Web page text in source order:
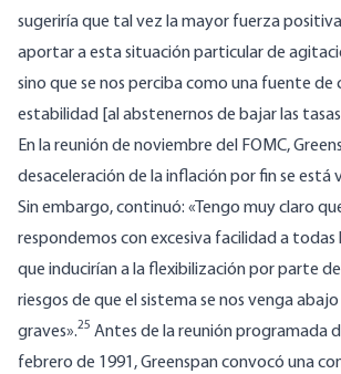
sugeriría que tal vez la mayor fuerza
aportar a esta situación particular de
sino que se nos perciba como una fuente
estabilidad [al abstenernos de bajar las
En la reunión de noviembre del FOMC,
desaceleración de la inflación por fin se está
Sin embargo, continuó: «Tengo muy claro
respondemos con excesiva facilidad a todas
que inducirían a la flexibilización por parte
riesgos de que el sistema se nos venga
graves».25 Antes de la reunión programada
febrero de 1991, Greenspan convocó una